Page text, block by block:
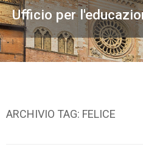
Ufficio per
ARCHIVIO TAG: FELICE